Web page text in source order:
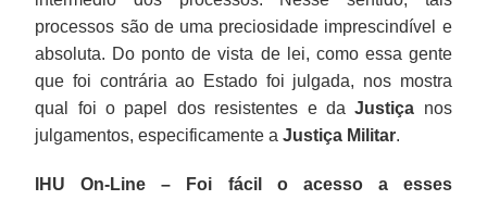
processos são de uma preciosidade imprescindível e
absoluta. Do ponto de vista de lei, como essa gente
que foi contrária ao Estado foi julgada, nos mostra
qual foi o papel dos resistentes e da Justiça nos
julgamentos, especificamente a Justiça Militar.
IHU On-Line – Foi fácil o acesso a esses